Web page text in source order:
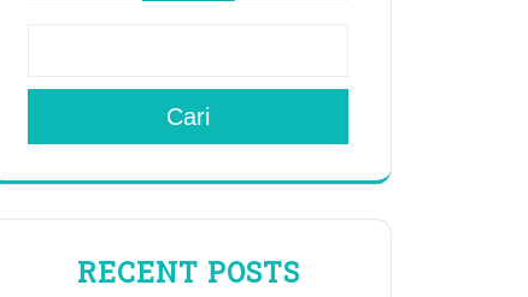
Cari
RECENT POSTS